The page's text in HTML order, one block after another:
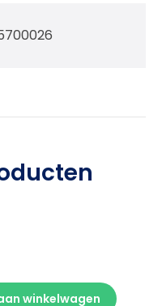
winkelwagen